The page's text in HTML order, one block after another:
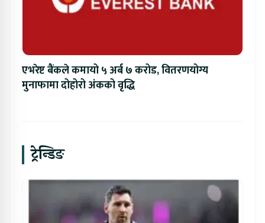
एभरेष्ट बैंकले कमायो ५ अर्ब ७ करोड, वितरणयोग्य
मुनाफामा दोहोरो अंकको वृद्धि
ट्रेन्डिङ